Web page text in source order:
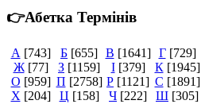
👉Абетка Термінів
А [743] Б [655] В [1641] Г [729]
Ж [77] З [1159] І [379] К [1945]
О [959] П [2758] Р [1121] С [1891]
Х [204] Ц [158] Ч [222] Ш [305]